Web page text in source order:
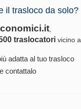
il trasloco da solo?
,
traslocatori vicino
adatta al tuo trasloco
contattalo